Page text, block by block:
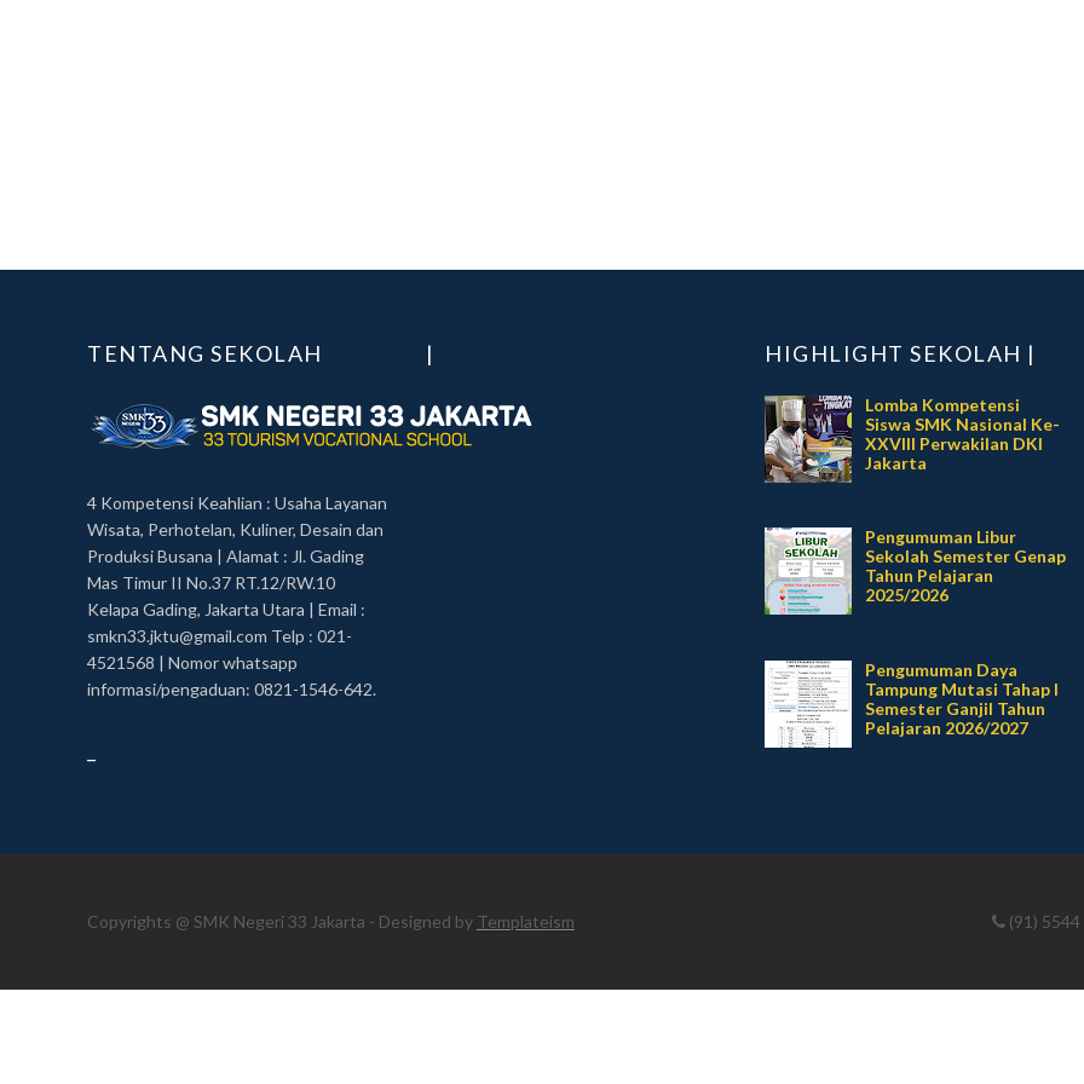
TENTANG SEKOLAH
4 Kompetensi Keahlian : Usaha Layanan
Wisata, Perhotelan, Kuliner, Desain dan
Produksi Busana | Alamat : Jl. Gading
Mas Timur II No.37 RT.12/RW.10
Kelapa Gading, Jakarta Utara | Email :
smkn33.jktu@gmail.com Telp : 021-
4521568 | Nomor whatsapp
informasi/pengaduan: 0821-1546-642.
| HIGHLIGHT SEKOLAH |
Lomba Kompetensi
Siswa SMK Nasional Ke-
XXVIII Perwakilan DKI
Jakarta
Pengumuman Libur
Sekolah Semester Genap
Tahun Pelajaran
2025/2026
Pengumuman Daya
Tampung Mutasi Tahap I
Semester Ganjil Tahun
Pelajaran 2026/2027
Copyrights @ SMK Negeri 33 Jakarta - Designed by Templateism (91)